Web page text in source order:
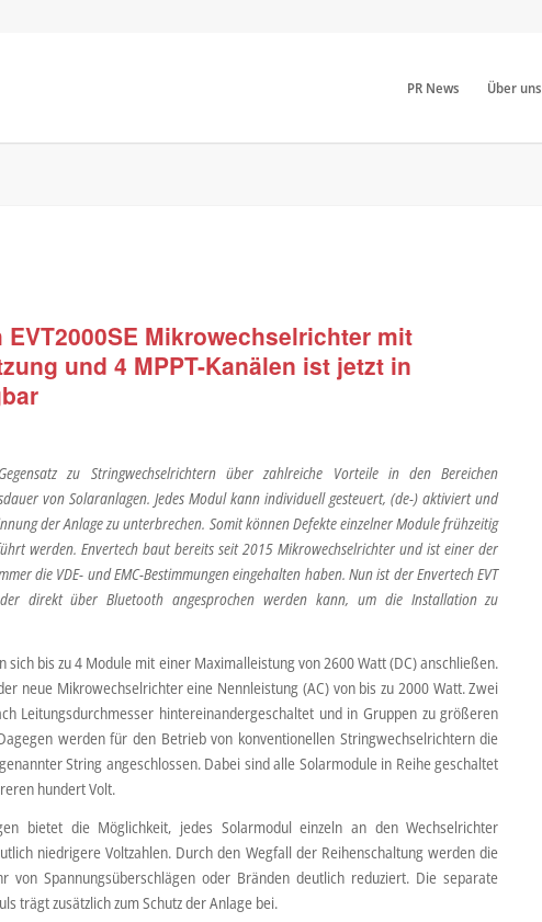
PR News Über uns
EVT2000SE Mikrowechselrichter mit
und 4 MPPT-Kanälen ist jetzt in
zu Stringwechselrichtern über zahlreiche Vorteile in den Bereichen
von Solaranlagen. Jedes Modul kann individuell gesteuert, (de-) aktiviert und
der Anlage zu unterbrechen. Somit können Defekte einzelner Module frühzeitig
werden. Envertech baut bereits seit 2015 Mikrowechselrichter und ist einer der
die VDE- und EMC-Bestimmungen eingehalten haben. Nun ist der Envertech EVT
direkt über Bluetooth angesprochen werden kann, um die Installation zu
sich bis zu 4 Module mit einer Maximalleistung von 2600 Watt (DC) anschließen.
neue Mikrowechselrichter eine Nennleistung (AC) von bis zu 2000 Watt. Zwei
Leitungsdurchmesser hintereinandergeschaltet und in Gruppen zu größeren
werden für den Betrieb von konventionellen Stringwechselrichtern die
String angeschlossen. Dabei sind alle Solarmodule in Reihe geschaltet
hundert Volt.
bietet die Möglichkeit, jedes Solarmodul einzeln an den Wechselrichter
niedrigere Voltzahlen. Durch den Wegfall der Reihenschaltung werden die
von Spannungsüberschlägen oder Bränden deutlich reduziert. Die separate
trägt zusätzlich zum Schutz der Anlage bei.